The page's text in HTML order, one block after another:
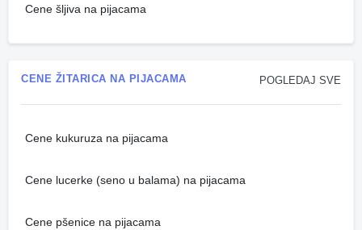
Cene šljiva na pijacama
POGLEDAJ SVE
CENE ŽITARICA NA PIJACAMA
Cene kukuruza na pijacama
Cene lucerke (seno u balama) na pijacama
Cene pšenice na pijacama